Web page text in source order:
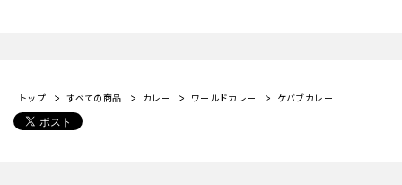
トップ すべての商品 カレー ワールドカレー ケバブカレー